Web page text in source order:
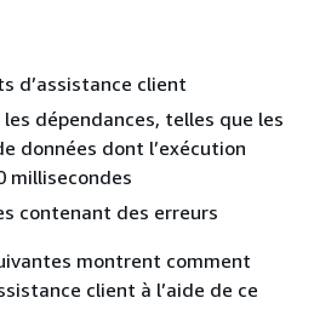
d’assistance client
les dépendances, telles que les
données dont l’exécution
millisecondes
contenant des erreurs
montrent comment
client à l’aide de ce